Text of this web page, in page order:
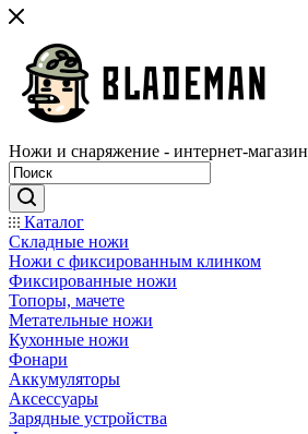
Ножи и снаряжение - интернет-магазин
Каталог
Складные ножи
Ножи с фиксированным клинком
Фиксированные ножи
Топоры, мачете
Метательные ножи
Кухонные ножи
Фонари
Аккумуляторы
Аксессуары
Зарядные устройства